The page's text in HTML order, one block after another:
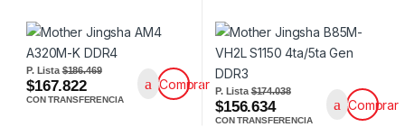
P. Lista$186.469
$167.822
CON TRANSFERENCIA
Comprar P. Lista$174.038
$156.634
CON TRANSFERENCIA
Comprar